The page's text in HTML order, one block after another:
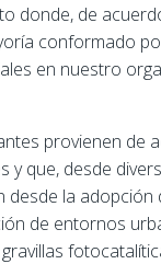
donde, de
conformado
en nuestro
provienen de
y que, desde
desde la
de entornos